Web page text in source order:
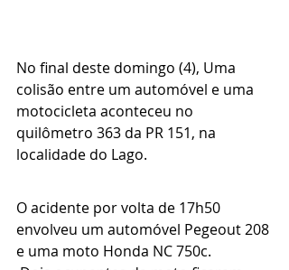
No final deste domingo (4), Uma
colisão entre um automóvel e uma
motocicleta aconteceu no
quilômetro 363 da PR 151, na
localidade do Lago.
O acidente por volta de 17h50
envolveu um automóvel Pegeout 208
e uma moto Honda NC 750c.